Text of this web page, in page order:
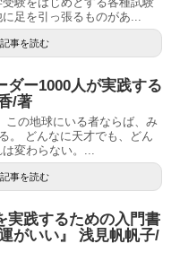
足を引っ張るものがあ...
記事を読む
ダー1000人が実践する
/著
この地球にいる者ならば、み
。 どんなに天才でも、どん
変わらない。...
記事を読む
実践するための入門書
がいい』 浅見帆帆子/